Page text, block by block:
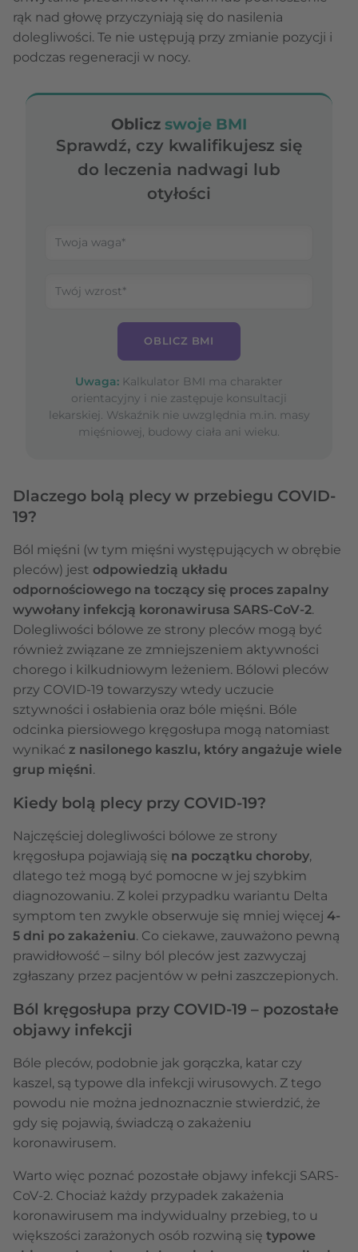
rąk nad głowę przyczyniają się do nasilenia
dolegliwości. Te nie ustępują przy zmianie pozycji i
podczas regeneracji w nocy.
Oblicz swoje BMI
Sprawdź, czy kwalifikujesz się
do leczenia nadwagi lub
otyłości
OBLICZ BMI
Uwaga: Kalkulator BMI ma charakter
orientacyjny i nie zastępuje konsultacji
lekarskiej. Wskaźnik nie uwzględnia m.in. masy
mięśniowej, budowy ciała ani wieku.
Dlaczego bolą plecy w przebiegu COVID-
19?
Ból mięśni (w tym mięśni występujących w obrębie
pleców) jest odpowiedzią układu
odpornościowego na toczący się proces zapalny
wywołany infekcją koronawirusa SARS-CoV-2.
Dolegliwości bólowe ze strony pleców mogą być
również związane ze zmniejszeniem aktywności
chorego i kilkudniowym leżeniem. Bólowi pleców
przy COVID-19 towarzyszy wtedy uczucie
sztywności i osłabienia oraz bóle mięśni. Bóle
odcinka piersiowego kręgosłupa mogą natomiast
wynikać z nasilonego kaszlu, który angażuje wiele
grup mięśni.
Kiedy bolą plecy przy COVID-19?
Najczęściej dolegliwości bólowe ze strony
kręgosłupa pojawiają się na początku choroby,
dlatego też mogą być pomocne w jej szybkim
diagnozowaniu. Z kolei przypadku wariantu Delta
symptom ten zwykle obserwuje się mniej więcej 4-
5 dni po zakażeniu. Co ciekawe, zauważono pewną
prawidłowość – silny ból pleców jest zazwyczaj
zgłaszany przez pacjentów w pełni zaszczepionych.
Ból kręgosłupa przy COVID-19 – pozostałe
objawy infekcji
Bóle pleców, podobnie jak gorączka, katar czy
kaszel, są typowe dla infekcji wirusowych. Z tego
powodu nie można jednoznacznie stwierdzić, że
gdy się pojawią, świadczą o zakażeniu
koronawirusem.
Warto więc poznać pozostałe objawy infekcji SARS-
CoV-2. Chociaż każdy przypadek zakażenia
koronawirusem ma indywidualny przebieg, to u
większości zarażonych osób rozwiną się typowe